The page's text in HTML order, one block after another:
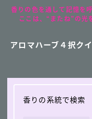
香りの色を通して記憶を
ここは、“またね”の光
アロマハーブ４択ク
香りの系統で検索